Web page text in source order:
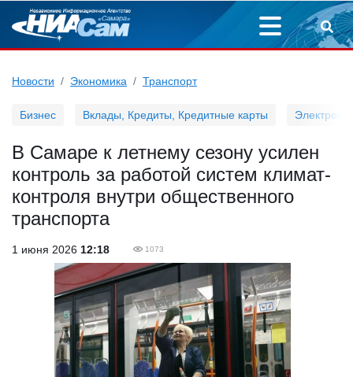
Новости Экономика Транспорт
Бизнес Вклады, Кредиты, Кредитные карты
В Самаре к летнему сезону усилен
контроль за работой систем климат-
контроля внутри общественного
транспорта
1 июня 2026 12:18 1073